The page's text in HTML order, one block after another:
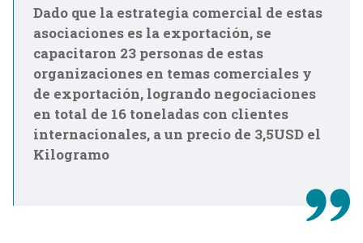
Dado que la estrategia comercial de estas
asociaciones es la exportación, se
capacitaron 23 personas de estas
organizaciones en temas comerciales y
de exportación, logrando negociaciones
en total de 16 toneladas con clientes
internacionales, a un precio de 3,5USD el
Kilogramo